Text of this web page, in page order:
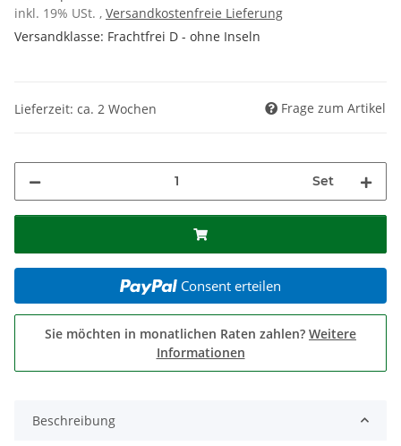
inkl. 19% USt. , Versandkostenfreie Lieferung
Versandklasse: Frachtfrei D - ohne Inseln
Lieferzeit: ca. 2 Wochen Frage zum Artikel
Set
Consent erteilen
Sie möchten in monatlichen Raten zahlen? Weitere
Informationen
Beschreibung